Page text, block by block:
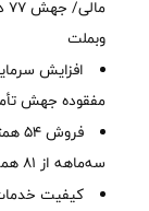
وبملت
افزایش
مفقوده جهش
سه‌ماهه از 81 همت
کیفیت